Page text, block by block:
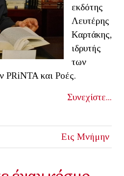
εκδότης
Λευτέρης
Καρτάκης,
ιδρυτής
των
PRiNTA και Ροές.
Συνεχίστε...
Εις Μνήμην